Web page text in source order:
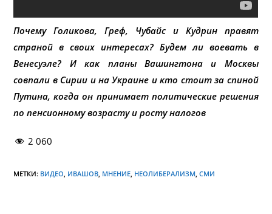
Почему Голикова, Греф, Чубайс и Кудрин правят
страной в своих интересах? Будем ли воевать в
Венесуэле? И как планы Вашингтона и Москвы
совпали в Сирии и на Украине и кто стоит за спиной
Путина, когда он принимает политические решения
по пенсионному возрасту и росту налогов
2 060
МЕТКИ: ВИДЕО, ИВАШОВ, МНЕНИЕ, НЕОЛИБЕРАЛИЗМ, СМИ